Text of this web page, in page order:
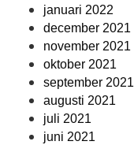
januari 2022
december 2021
november 2021
oktober 2021
september 2021
augusti 2021
juli 2021
juni 2021